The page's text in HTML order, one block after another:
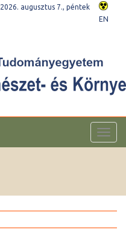
2026. augusztus 7., péntek
EN